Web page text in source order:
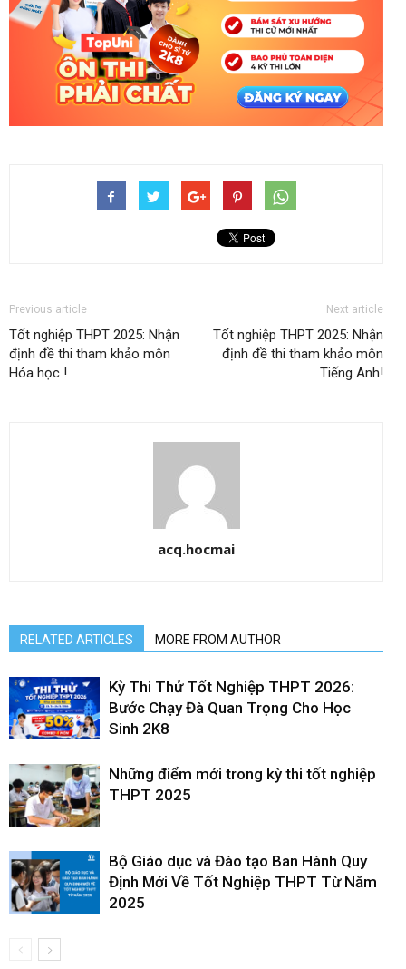
Previous article
Tốt nghiệp THPT 2025: Nhận
định đề thi tham khảo môn
Hóa học !
Next article
Tốt nghiệp THPT 2025: Nhận
định đề thi tham khảo môn
Tiếng Anh!
acq.hocmai
RELATED ARTICLES MORE FROM AUTHOR
Kỳ Thi Thử Tốt Nghiệp THPT 2026:
Bước Chạy Đà Quan Trọng Cho Học
Sinh 2K8
Những điểm mới trong kỳ thi tốt nghiệp
THPT 2025
Bộ Giáo dục và Đào tạo Ban Hành Quy
Định Mới Về Tốt Nghiệp THPT Từ Năm
2025